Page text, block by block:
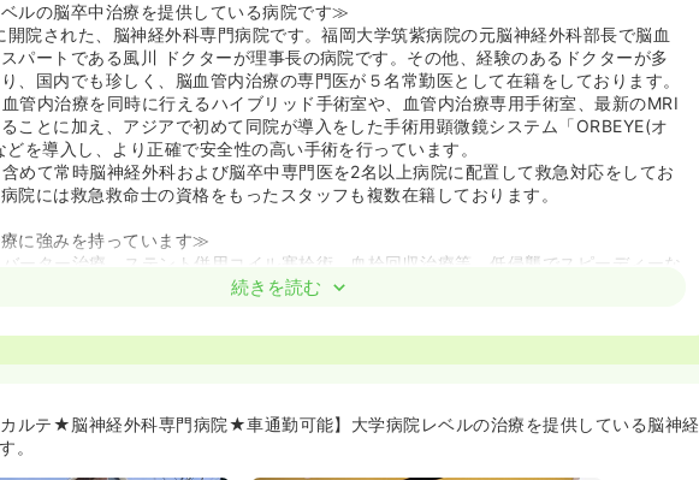
ルの脳卒中治療を提供している病院です≫
院された、脳神経外科専門病院です。福岡大学筑紫病院の元脳神経外科部長で脳血
パートである風川 ドクターが理事長の病院です。その他、経験のあるドクターが多
、国内でも珍しく、脳血管内治療の専門医が５名常勤医として在籍をしております。
管内治療を同時に行えるハイブリッド手術室や、血管内治療専用手術室、最新のMRI
ことに加え、アジアで初めて同院が導入をした手術用顕微鏡システム「ORBEYE(オ
どを導入し、より正確で安全性の高い手術を行っています。
めて常時脳神経外科および脳卒中専門医を2名以上病院に配置して救急対応をしてお
院には救急救命士の資格をもったスタッフも複数在籍しております。
に強みを持っています≫
ーター治療、ステント併用コイル塞栓術、血栓回収治療等、低侵襲でスピーディーな
ております。24時間365日、緊急で脳血管内治療ができる体制となっています。
位の実績を残しております。
設し、患者様の治療から、回復過程までを一貫して経験することができます。
していくスピードが速く、元気になっていく患者様を見ることができる環境です。
続きを読む
ルテ★脳神経外科専門病院★車通勤可能】大学病院レベルの治療を提供している脳神経
。